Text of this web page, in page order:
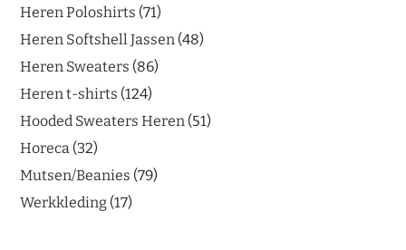
Heren Poloshirts 71
Heren Softshell Jassen 48
Heren Sweaters 86
Heren t-shirts 124
Hooded Sweaters Heren 51
Horeca 32
Mutsen/Beanies 79
Werkkleding 17